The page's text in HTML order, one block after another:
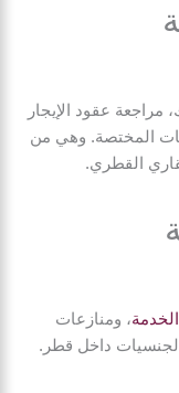
مراجعة عقود الإيجار
المختصة. وهي من
القطري.
الخدمة، ومنازعات
الجنسيات داخل قطر.